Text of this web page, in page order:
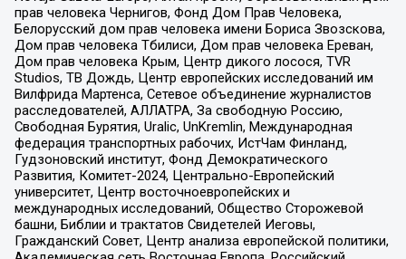
прав человека Чернигов, Фонд Дом Прав Человека,
Белорусский дом прав человека имени Бориса Звозскова,
Дом прав человека Тбилиси, Дом прав человека Ереван,
Дом прав человека Крым, Центр дикого лосося, TVR
Studios, ТВ Дождь, Центр европейских исследований им
Вилфрида Мартенса, Сетевое объединение журналистов
расследователей, АЛЛАТРА, За свободную Россию,
Свободная Бурятия, Uralic, UnKremlin, Международная
федерация транспортных рабочих, ИстЧам Финланд,
Гудзоновский институт, Фонд Демократического
Развития, Комитет-2024, Центрально-Европейский
университет, Центр восточноевропейских и
международных исследований, Общество Сторожевой
башни, Библии и трактатов Свидетелей Иеговы,
Гражданский Совет, Центр анализа европейской политики,